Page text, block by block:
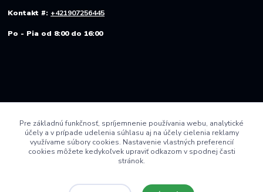
Kontakt #: +421907256445
Po - Pia od 8:00 do 16:00
Pre základnú funkčnosť, spríjemnenie používania webu, analytické
účely a v prípade udelenia súhlasu aj na účely cielenia reklamy
využívame súbory cookies. Nastavenie vlastných preferencií
cookies môžete kedykoľvek upraviť odkazom v spodnej časti
stránok.